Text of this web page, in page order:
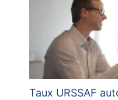
Taux URSSAF